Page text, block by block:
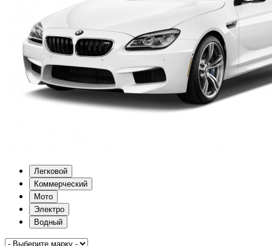
Легковой
Коммерческий
Мото
Электро
Водный